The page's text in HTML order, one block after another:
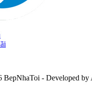
BepNhaToi - Developed by